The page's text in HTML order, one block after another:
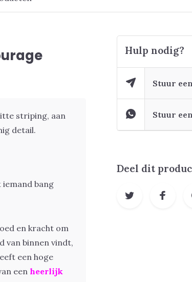
striping, aan
detail.
bang
en kracht om
van binnen vindt,
een hoge
eenheerlijk
Hulp nodig?
Stuur
Stuur
Deel dit